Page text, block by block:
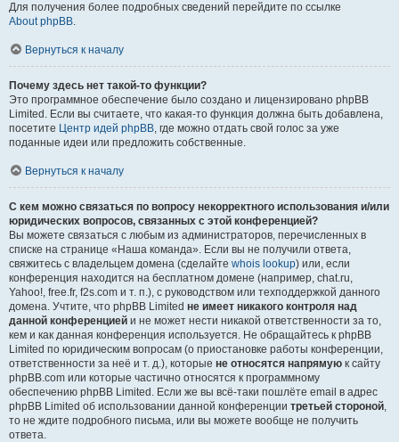
Для получения более подробных сведений перейдите по ссылке
About phpBB.
Вернуться к началу
Почему здесь нет такой-то функции?
Это программное обеспечение было создано и лицензировано phpBB
Limited. Если вы считаете, что какая-то функция должна быть добавлена,
посетите Центр идей phpBB, где можно отдать свой голос за уже
поданные идеи или предложить собственные.
Вернуться к началу
С кем можно связаться по вопросу некорректного использования и/или
юридических вопросов, связанных с этой конференцией?
Вы можете связаться с любым из администраторов, перечисленных в
списке на странице «Наша команда». Если вы не получили ответа,
свяжитесь с владельцем домена (сделайте whois lookup) или, если
конференция находится на бесплатном домене (например, chat.ru,
Yahoo!, free.fr, f2s.com и т. п.), с руководством или техподдержкой данного
домена. Учтите, что phpBB Limited не имеет никакого контроля над
данной конференцией и не может нести никакой ответственности за то,
кем и как данная конференция используется. Не обращайтесь к phpBB
Limited по юридическим вопросам (о приостановке работы конференции,
ответственности за неё и т. д.), которые не относятся напрямую к сайту
phpBB.com или которые частично относятся к программному
обеспечению phpBB Limited. Если же вы всё-таки пошлёте email в адрес
phpBB Limited об использовании данной конференции третьей стороной,
то не ждите подробного письма, или вы можете вообще не получить
ответа.